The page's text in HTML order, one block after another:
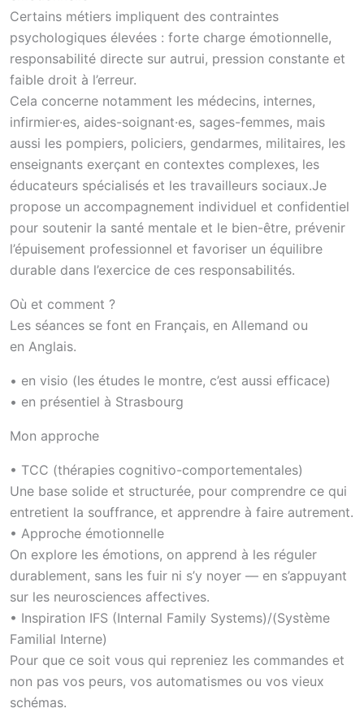
Certains métiers impliquent des contraintes
psychologiques élevées : forte charge émotionnelle,
responsabilité directe sur autrui, pression constante et
faible droit à l’erreur.
Cela concerne notamment les médecins, internes,
infirmier·es, aides-soignant·es, sages-femmes, mais
aussi les pompiers, policiers, gendarmes, militaires, les
enseignants exerçant en contextes complexes, les
éducateurs spécialisés et les travailleurs sociaux.Je
propose un accompagnement individuel et confidentiel
pour soutenir la santé mentale et le bien-être, prévenir
l’épuisement professionnel et favoriser un équilibre
durable dans l’exercice de ces responsabilités.
Où et comment ?
Les séances se font en Français, en Allemand ou
en Anglais.
• en visio (les études le montre, c’est aussi efficace)
• en présentiel à Strasbourg
Mon approche
• TCC (thérapies cognitivo-comportementales)
Une base solide et structurée, pour comprendre ce qui
entretient la souffrance, et apprendre à faire autrement.
• Approche émotionnelle
On explore les émotions, on apprend à les réguler
durablement, sans les fuir ni s’y noyer — en s’appuyant
sur les neurosciences affectives.
• Inspiration IFS (Internal Family Systems)/(Système
Familial Interne)
Pour que ce soit vous qui repreniez les commandes et
non pas vos peurs, vos automatismes ou vos vieux
schémas.